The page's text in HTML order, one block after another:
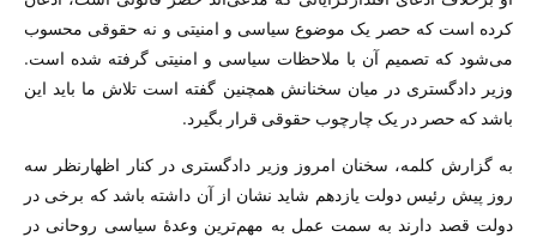
کرده است که حصر یک موضوع سیاسی و امنیتی و نه حقوقی محسوب
می‌شود که تصمیم آن با ملاحظات سیاسی و امنیتی گرفته شده است.
وزیر دادگستری در میان سخنانش همچنین گفته است تلاش ما باید این
باشد که حصر در یک چارچوب حقوقی قرار بگیرد.
به گزارش کلمه، سخنان امروز وزیر دادگستری در کنار اظهارنظر سه
روز پیش رئیس دولت یازدهم شاید نشان از آن داشته باشد که برخی در
دولت قصد دارند به سمت عمل به مهم‌ترین وعدهٔ سیاسی روحانی در